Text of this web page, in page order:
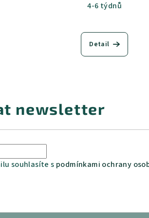
dub natur javor
4-6 týdnů
Detail
newsletter
souhlasíte s podmínkami ochrany